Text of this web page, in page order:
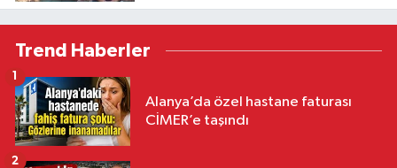
Trend Haberler
Alanya’da özel hastane faturası
CİMER’e taşındı
1
2